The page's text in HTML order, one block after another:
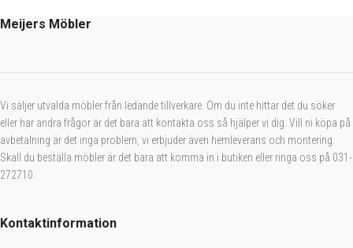
Meijers Möbler
Vi säljer utvalda möbler från ledande tillverkare. Om du inte hittar det du söker
eller har andra frågor är det bara att kontakta oss så hjälper vi dig. Vill ni köpa på
avbetalning är det inga problem, vi erbjuder även hemleverans och montering.
Skall du beställa möbler är det bara att komma in i butiken eller ringa oss på 031-
272710.
Kontaktinformation